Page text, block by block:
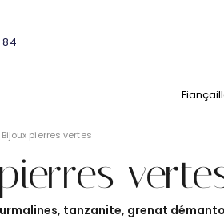
84
Bijoux pierres vertes
tanzanite, grenat